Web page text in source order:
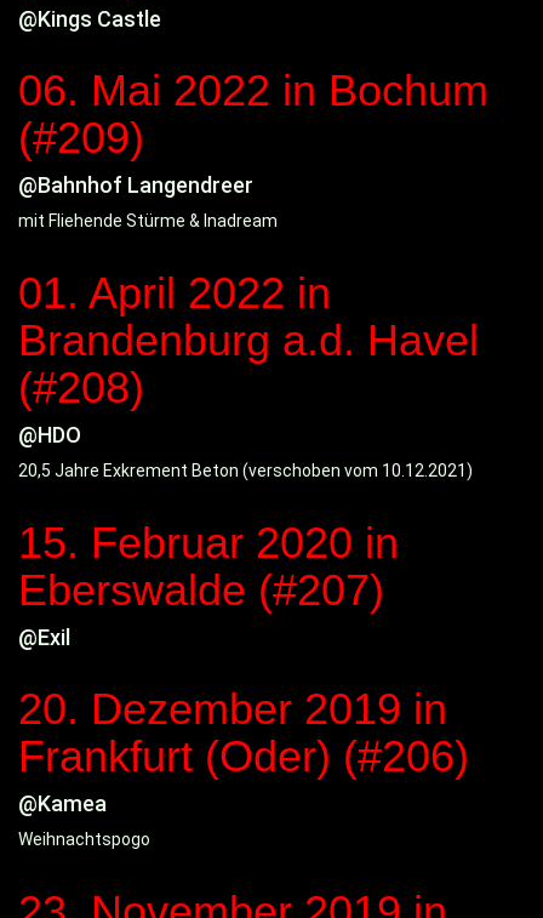
@Kings Castle
06. Mai 2022 in Bochum
(#209)
@Bahnhof Langendreer
mit Fliehende Stürme & Inadream
01. April 2022 in
Brandenburg a.d. Havel
(#208)
@HDO
20,5 Jahre Exkrement Beton (verschoben vom 10.12.2021)
15. Februar 2020 in
Eberswalde (#207)
@Exil
20. Dezember 2019 in
Frankfurt (Oder) (#206)
@Kamea
Weihnachtspogo